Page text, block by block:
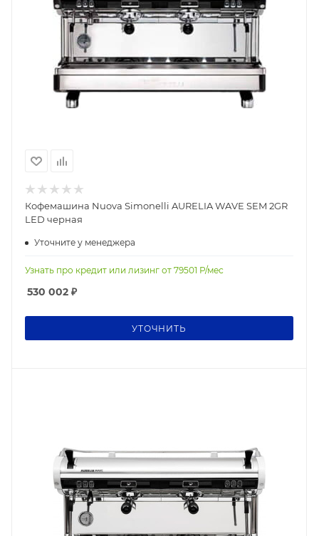
Кофемашина Nuova Simonelli AURELIA WAVE SEM 2GR
LED черная
Уточните у менеджера
Узнать про кредит или лизинг от 79501 Р/мес
530 002 ₽
УТОЧНИТЬ